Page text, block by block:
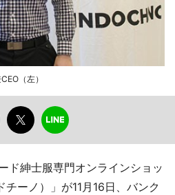
（左）
ド紳士服専門オンラインショッ
ーノ）」が11月16日、バンク